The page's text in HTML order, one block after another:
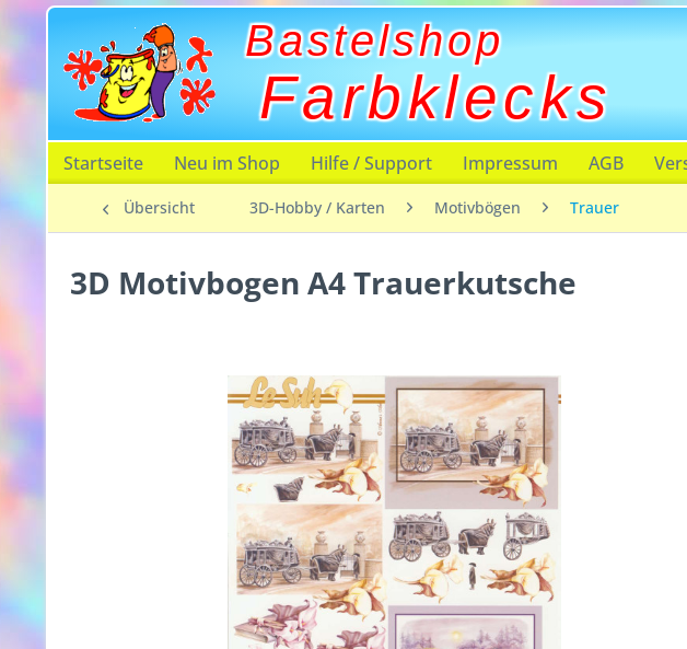
Bastelshop
Farbklecks
Startseite Neu im Shop Hilfe / Support Impressum AGB
Übersicht 3D-Hobby / Karten Motivbögen Trauer
3D Motivbogen A4 Trauerkutsche